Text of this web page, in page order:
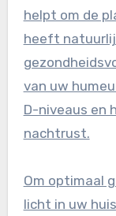
helpt om de
heeft
van uw
D-niveaus en
nachtrust.
Om optimaal
licht in uw